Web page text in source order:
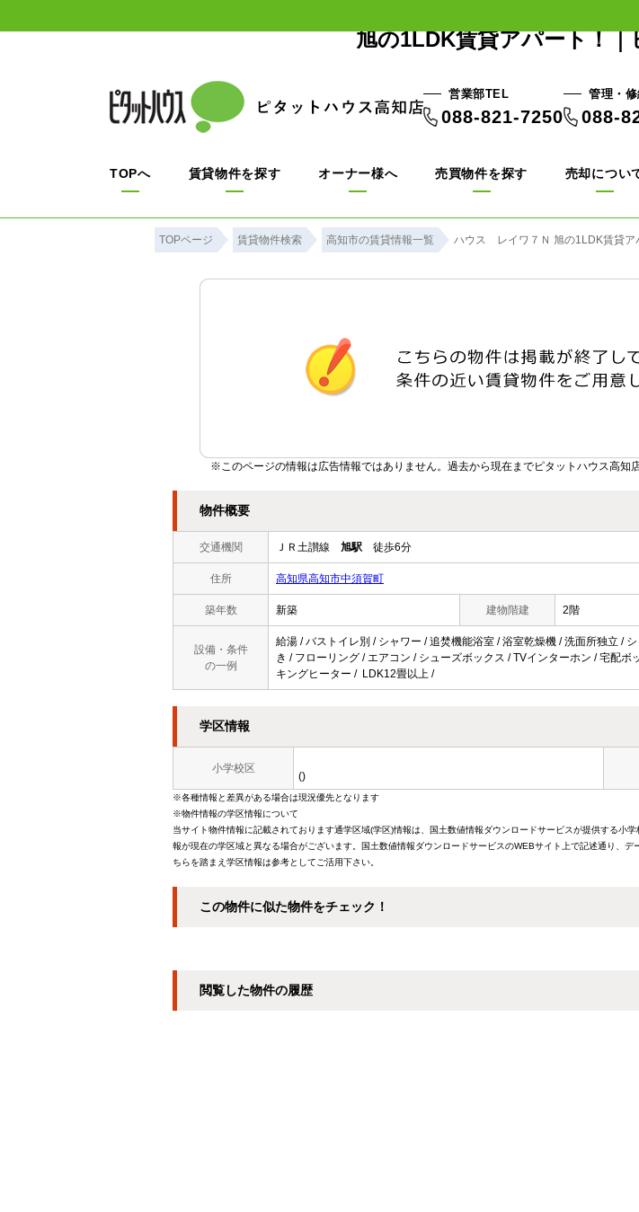
旭の1LDK賃貸アパート！
営業部TEL
088-821-7250
管理・
088-
TOPへ 賃貸物件を探す オーナー様へ 売買物件を探す 売却につい
TOPページ 賃貸物件検索 高知市の賃貸情報一覧 ハウス レイワ７Ｎ 旭の1LDK賃貸ア
※このページの情報は広告情報ではありません。過去から現在までピタットハウス高知
物件概要
交通機関 ＪＲ土讃線 旭駅 徒歩6分
住所 高知県高知市中須賀町
築年数 新築 建物階建 2階
設備・条件
の一例
給湯 / バストイレ別 / シャワー / 追焚機能浴室 / 浴室乾燥機 / 洗面所独立 /
き / フローリング / エアコン / シューズボックス / TVインターホン / 宅配
キングヒーター / LDK12畳以上 /
学区情報
小学校区
()
※各種情報と差異がある場合は現況優先となります
※物件情報の学区情報について
当サイト物件情報に記載されております通学区域(学区)情報は、国土数値情報ダウンロードサービスが提供する
報が現在の学区域と異なる場合がございます。国土数値情報ダウンロードサービスのWEBサイト上で記述通り、
ちらを踏まえ学区情報は参考としてご活用下さい。
この物件に似た物件をチェック！
閲覧した物件の履歴